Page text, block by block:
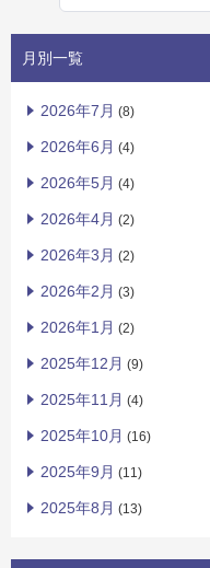
月別一覧
2026年7月 (8)
2026年6月 (4)
2026年5月 (4)
2026年4月 (2)
2026年3月 (2)
2026年2月 (3)
2026年1月 (2)
2025年12月 (9)
2025年11月 (4)
2025年10月 (16)
2025年9月 (11)
2025年8月 (13)